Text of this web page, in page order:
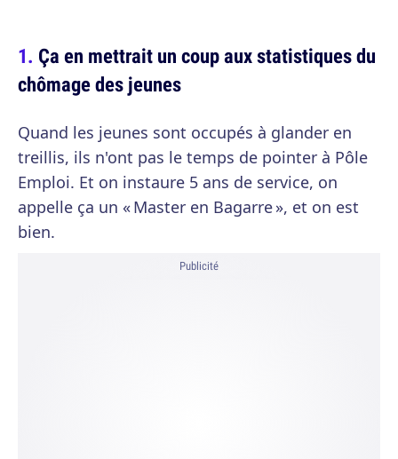
Ça en mettrait un coup aux statistiques du
chômage des jeunes
Quand les jeunes sont occupés à glander en
treillis, ils n'ont pas le temps de pointer à Pôle
Emploi. Et on instaure 5 ans de service, on
appelle ça un « Master en Bagarre », et on est
bien.
Publicité